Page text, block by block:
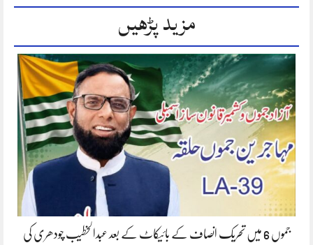
مزید پڑھیں
جموں 6 میں تحریک انصاف کے بائیکاٹ کے بعد عبدالخطیب چودھری کی